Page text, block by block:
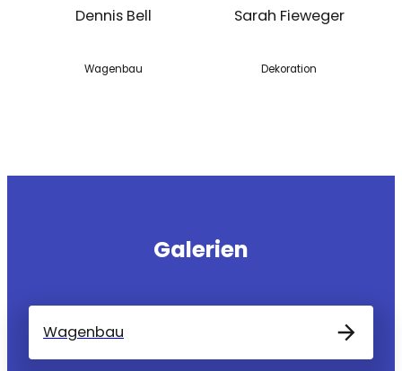
Dennis Bell
Wagenbau
Sarah Fieweger
Dekoration
Galerien
Wagenbau